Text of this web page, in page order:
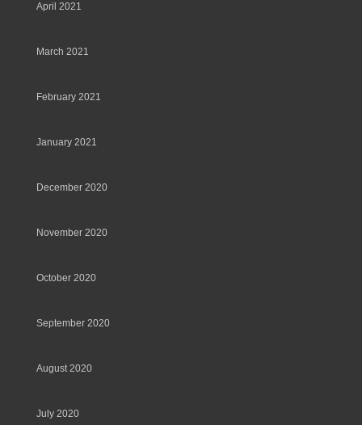
April 2021
March 2021
February 2021
January 2021
December 2020
November 2020
October 2020
September 2020
August 2020
July 2020